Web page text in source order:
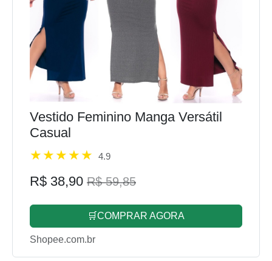
Vestido Feminino Manga Versátil
Casual
4.9
R$ 38,90 R$ 59,85
🛒COMPRAR AGORA
Shopee.com.br